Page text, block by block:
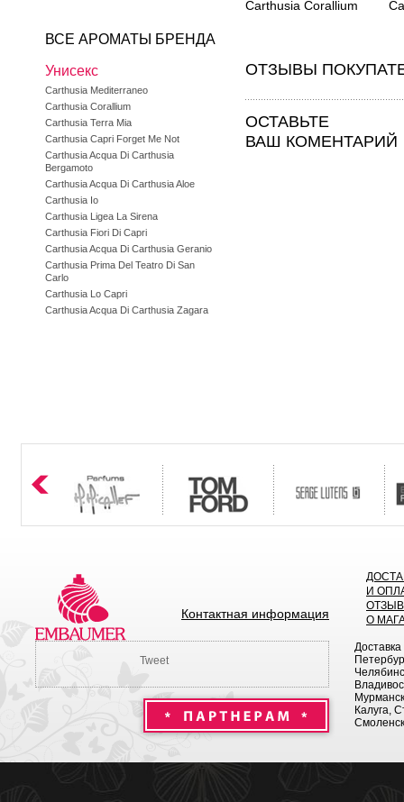
Carthusia Corallium
ОТЗЫВЫ
ОСТАВЬТЕ
ВАШ КОМЕНТАРИЙ
ВСЕ АРОМАТЫ БРЕНДА
Унисекс
Carthusia Mediterraneo
Carthusia Corallium
Carthusia Terra Mia
Carthusia Capri Forget Me Not
Carthusia Acqua Di Carthusia
Bergamoto
Carthusia Acqua Di Carthusia Aloe
Carthusia Io
Carthusia Ligea La Sirena
Carthusia Fiori Di Capri
Carthusia Acqua Di Carthusia Geranio
Carthusia Prima Del Teatro Di San
Carlo
Carthusia Lo Capri
Carthusia Acqua Di Carthusia Zagara
Контактная информация
И
О
Tweet
Калуга,